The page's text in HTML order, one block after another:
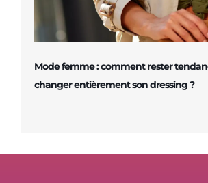
Mode femme : comment rester
changer entièrement son dressing ?